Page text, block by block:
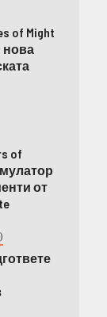
of Might
нова
of
от